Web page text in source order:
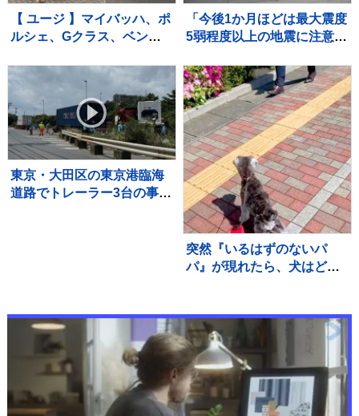
【 ユージ 】マイバッハ、ポ
ルシェ、Gクラス、ベント
えた華麗なる愛車の写真を
公開 フォロワー「スゴい
クルマばかりだ」
「今後1か月ほどは最大震度
5弱程度以上の地震に注意」
に【2026年熊本地震】
東京・大田区の東京港臨海
道路でトレーラー3台の事
突然『いるはずのないパ
パ』が現れたら、犬はどう
反応』に「最高に可愛い」
「嬉しいね」の声